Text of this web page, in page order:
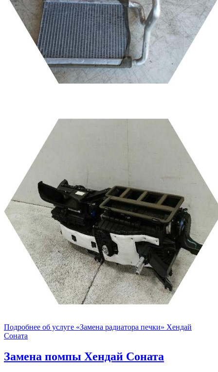
Подробнее об услуге «Замена радиатора печки» Хендай
Соната
Замена помпы Хендай Соната